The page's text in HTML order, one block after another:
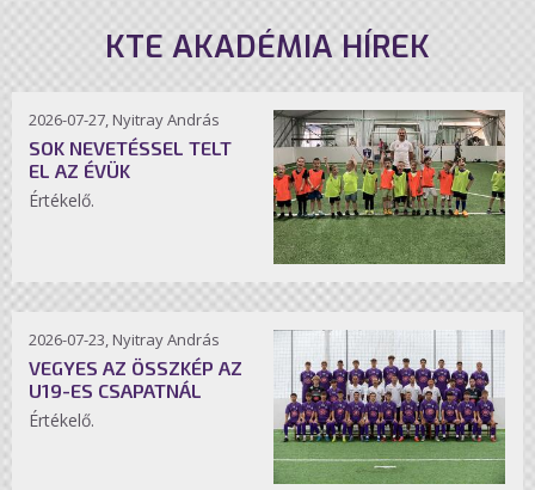
KTE AKADÉMIA HÍREK
2026-07-27, Nyitray András
SOK NEVETÉSSEL TELT
EL AZ ÉVÜK
Értékelő.
2026-07-23, Nyitray András
VEGYES AZ ÖSSZKÉP AZ
U19-ES CSAPATNÁL
Értékelő.